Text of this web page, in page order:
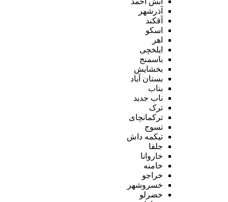
آذرشهر
آقکند
اسکو
اهر
ایلخچی
باسمنج
بخشایش
بستان آباد
بناب
ناب جدید
ترک
ترکمانچای
تسوج
تیکمه داش
جلفا
خاروانا
خامنه
خراجو
خسروشهر
خضرلو